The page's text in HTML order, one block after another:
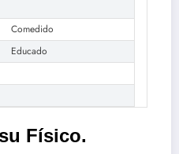
Comedido
Educado
Físico.